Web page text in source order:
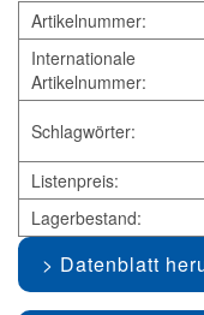
Artikelnummer:
Internationale
Artikelnummer:
Schlagwörter:
Listenpreis:
Lagerbestand:
Datenblatt